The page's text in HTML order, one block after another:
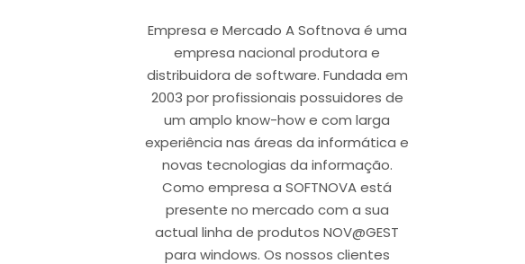
Empresa e Mercado A Softnova é uma
empresa nacional produtora e
distribuidora de software. Fundada em
2003 por profissionais possuidores de
um amplo know-how e com larga
experiência nas áreas da informática e
novas tecnologias da informação.
Como empresa a SOFTNOVA está
presente no mercado com a sua
actual linha de produtos NOV@GEST
para windows. Os nossos clientes